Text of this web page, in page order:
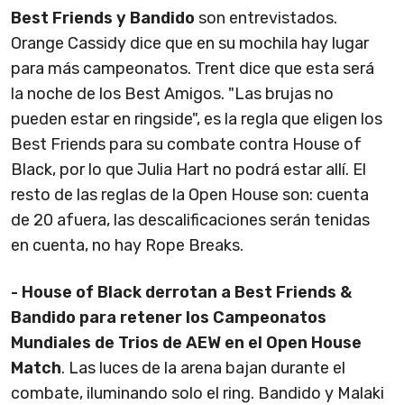
Best Friends y Bandido son entrevistados.
Orange Cassidy dice que en su mochila hay lugar
para más campeonatos. Trent dice que esta será
la noche de los Best Amigos. "Las brujas no
pueden estar en ringside", es la regla que eligen los
Best Friends para su combate contra House of
Black, por lo que Julia Hart no podrá estar allí. El
resto de las reglas de la Open House son: cuenta
de 20 afuera, las descalificaciones serán tenidas
en cuenta, no hay Rope Breaks.
- House of Black derrotan a Best Friends &
Bandido para retener los Campeonatos
Mundiales de Trios de AEW en el Open House
Match. Las luces de la arena bajan durante el
combate, iluminando solo el ring. Bandido y Malaki